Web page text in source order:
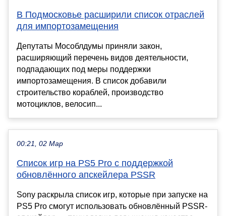
В Подмосковье расширили список отраслей
для импортозамещения
Депутаты Мособлдумы приняли закон,
расширяющий перечень видов деятельности,
подпадающих под меры поддержки
импортозамещения. В список добавили
строительство кораблей, производство
мотоциклов, велосип...
00:21, 02 Мар
Список игр на PS5 Pro с поддержкой
обновлённого апскейлера PSSR
Sony раскрыла список игр, которые при запуске на
PS5 Pro смогут использовать обновлённый PSSR-